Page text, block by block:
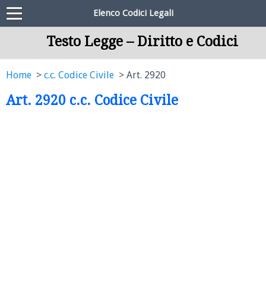
Elenco Codici Legali
Testo Legge – Diritto e Codici
Home c.c. Codice Civile Art. 2920
Art. 2920 c.c. Codice Civile